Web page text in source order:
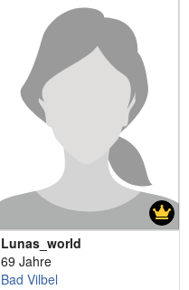
Lunas_world
69 Jahre
Bad Vilbel